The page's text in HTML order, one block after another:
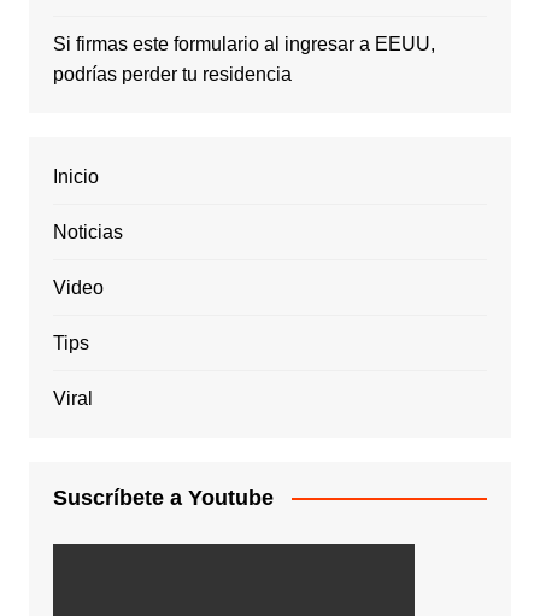
Si firmas este formulario al ingresar a EEUU,
podrías perder tu residencia
Inicio
Noticias
Video
Tips
Viral
Suscríbete a Youtube